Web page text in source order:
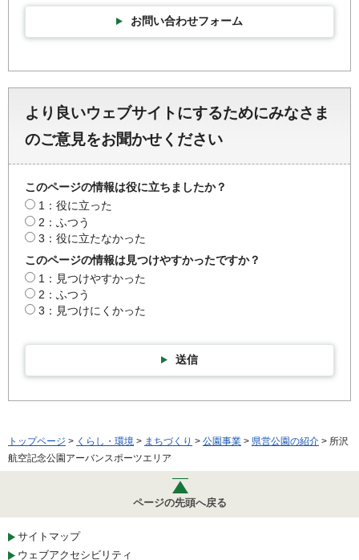
お問い合わせフォーム
より良いウェブサイトにするためにみなさま
のご意見をお聞かせください
このページの情報は役に立ちましたか？
1：役に立った
2：ふつう
3：役に立たなかった
このページの情報は見つけやすかったですか？
1：見つけやすかった
2：ふつう
3：見つけにくかった
送信
トップページ > くらし・環境 > まちづくり > 公園事業 > 県営公園の紹介 > 所沢
航空記念公園アーバンスポーツエリア
ページの先頭へ戻る
サイトマップ
ウェブアクセシビリティ